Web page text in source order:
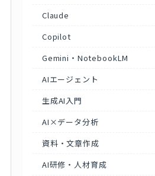
Claude
Copilot
Gemini・NotebookLM
AIエージェント
生成AI入門
AI×データ分析
資料・文章作成
AI研修・人材育成